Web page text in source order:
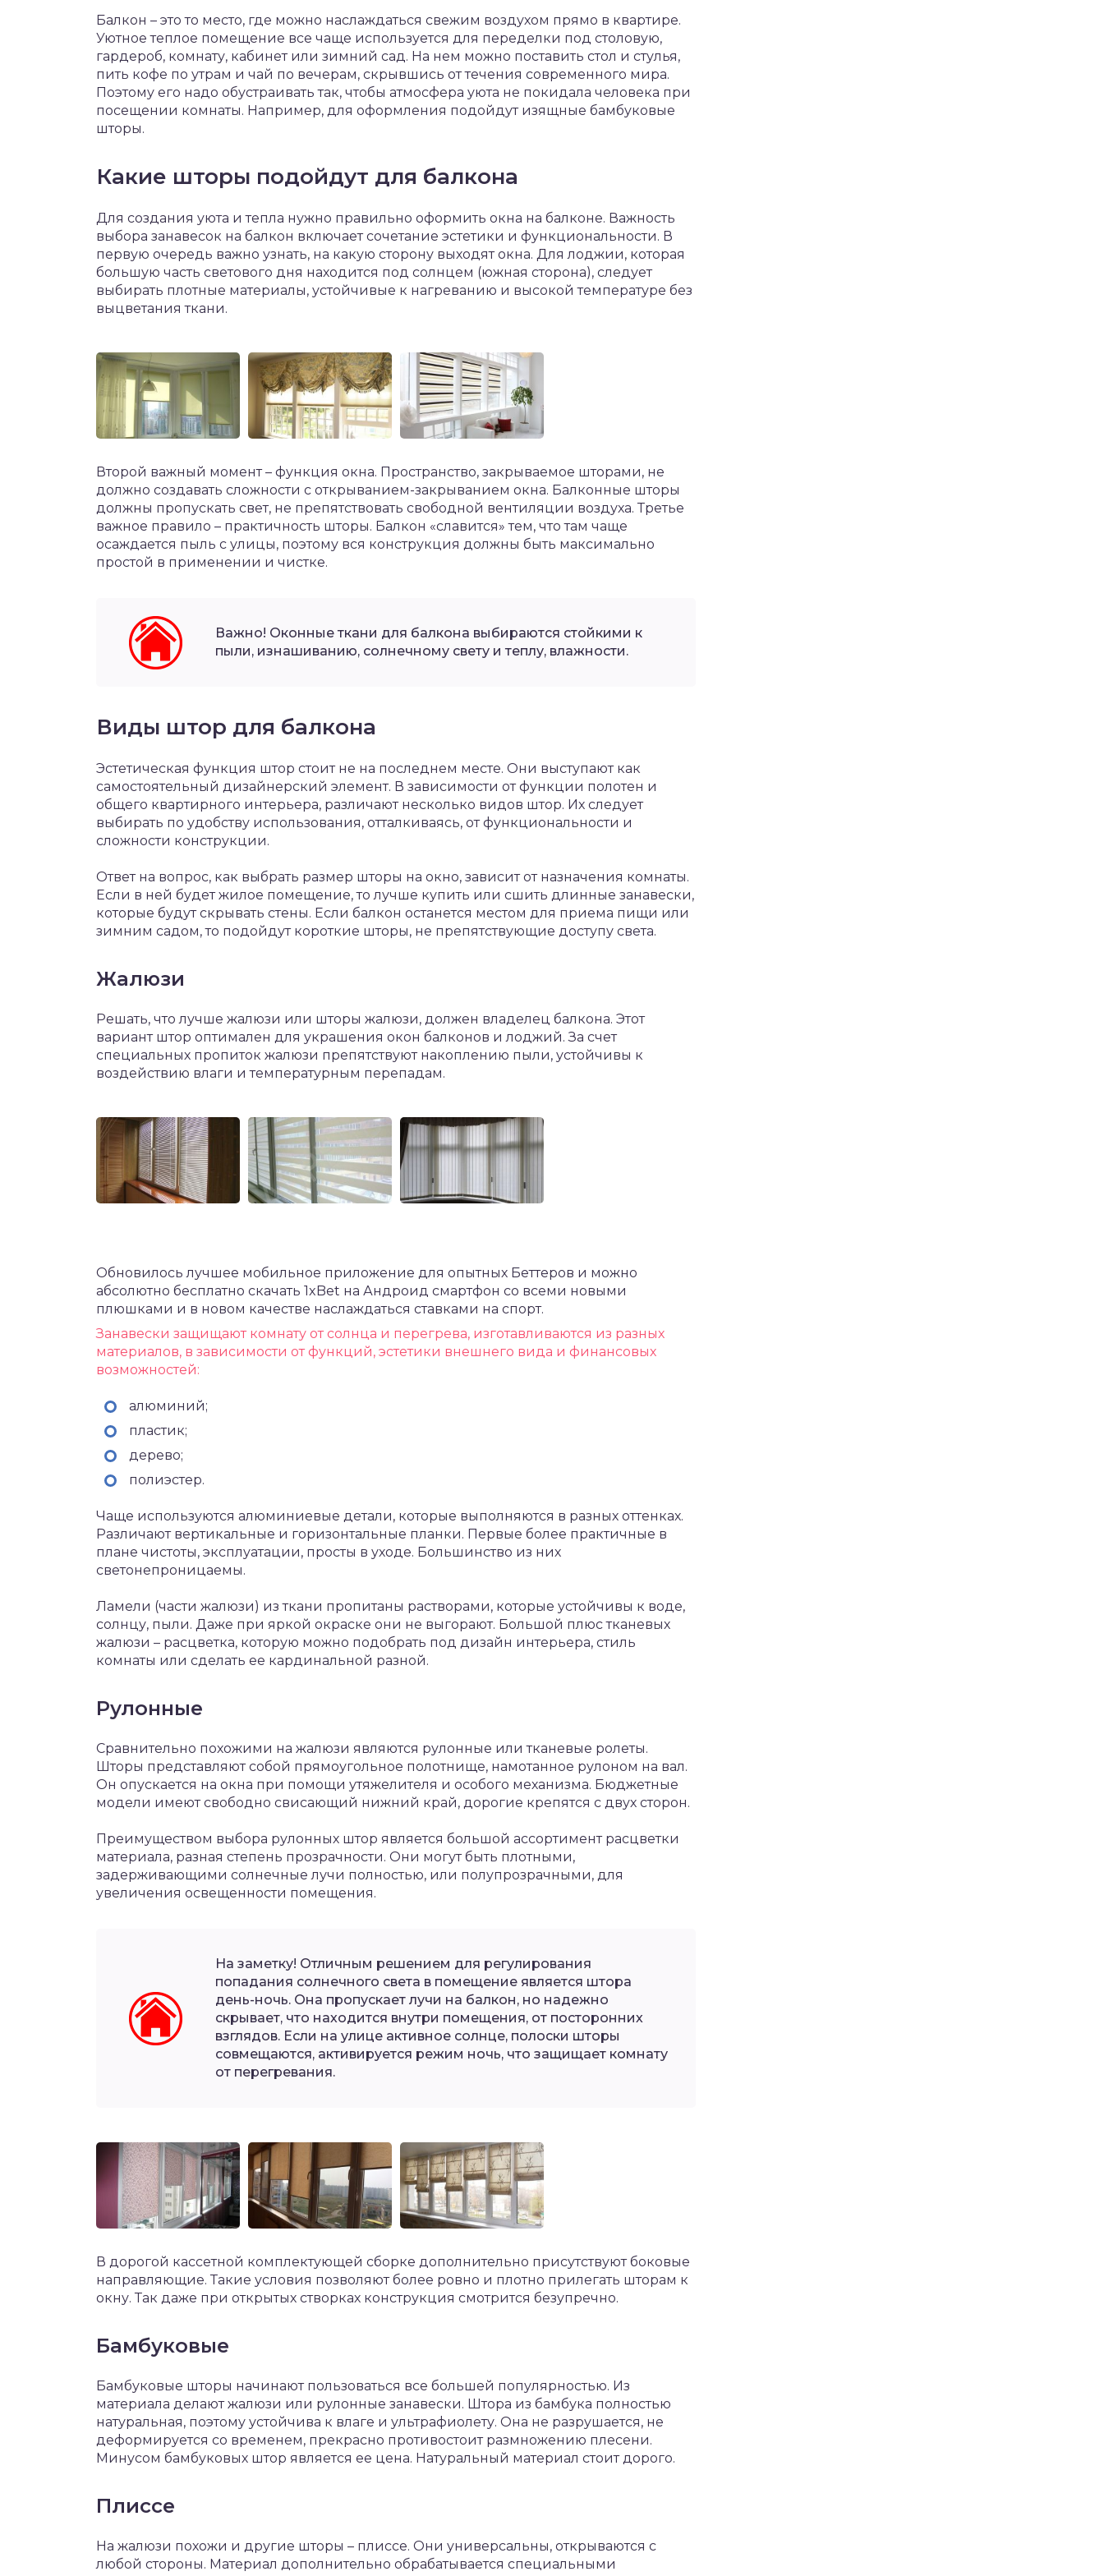
Балкон – это то место, где можно наслаждаться свежим воздухом прямо в квартире.
Уютное теплое помещение все чаще используется для переделки под столовую,
гардероб, комнату, кабинет или зимний сад. На нем можно поставить стол и стулья,
пить кофе по утрам и чай по вечерам, скрывшись от течения современного мира.
Поэтому его надо обустраивать так, чтобы атмосфера уюта не покидала человека при
посещении комнаты. Например, для оформления подойдут изящные бамбуковые
шторы.
Какие шторы подойдут для балкона
Для создания уюта и тепла нужно правильно оформить окна на балконе. Важность
выбора занавесок на балкон включает сочетание эстетики и функциональности. В
первую очередь важно узнать, на какую сторону выходят окна. Для лоджии, которая
большую часть светового дня находится под солнцем (южная сторона), следует
выбирать плотные материалы, устойчивые к нагреванию и высокой температуре без
выцветания ткани.
Второй важный момент – функция окна. Пространство, закрываемое шторами, не
должно создавать сложности с открыванием-закрыванием окна. Балконные шторы
должны пропускать свет, не препятствовать свободной вентиляции воздуха. Третье
важное правило – практичность шторы. Балкон «славится» тем, что там чаще
осаждается пыль с улицы, поэтому вся конструкция должны быть максимально
простой в применении и чистке.
Важно! Оконные ткани для балкона выбираются стойкими к
пыли, изнашиванию, солнечному свету и теплу, влажности.
Виды штор для балкона
Эстетическая функция штор стоит не на последнем месте. Они выступают как
самостоятельный дизайнерский элемент. В зависимости от функции полотен и
общего квартирного интерьера, различают несколько видов штор. Их следует
выбирать по удобству использования, отталкиваясь, от функциональности и
сложности конструкции.
Ответ на вопрос, как выбрать размер шторы на окно, зависит от назначения комнаты.
Если в ней будет жилое помещение, то лучше купить или сшить длинные занавески,
которые будут скрывать стены. Если балкон останется местом для приема пищи или
зимним садом, то подойдут короткие шторы, не препятствующие доступу света.
Жалюзи
Решать, что лучше жалюзи или шторы жалюзи, должен владелец балкона. Этот
вариант штор оптимален для украшения окон балконов и лоджий. За счет
специальных пропиток жалюзи препятствуют накоплению пыли, устойчивы к
воздействию влаги и температурным перепадам.
Обновилось лучшее мобильное приложение для опытных Беттеров и можно
абсолютно бесплатно скачать 1xBet на Андроид смартфон со всеми новыми
плюшками и в новом качестве наслаждаться ставками на спорт.
Занавески защищают комнату от солнца и перегрева, изготавливаются из разных
материалов, в зависимости от функций, эстетики внешнего вида и финансовых
возможностей:
алюминий;
пластик;
дерево;
полиэстер.
Чаще используются алюминиевые детали, которые выполняются в разных оттенках.
Различают вертикальные и горизонтальные планки. Первые более практичные в
плане чистоты, эксплуатации, просты в уходе. Большинство из них
светонепроницаемы.
Ламели (части жалюзи) из ткани пропитаны растворами, которые устойчивы к воде,
солнцу, пыли. Даже при яркой окраске они не выгорают. Большой плюс тканевых
жалюзи – расцветка, которую можно подобрать под дизайн интерьера, стиль
комнаты или сделать ее кардинальной разной.
Рулонные
Сравнительно похожими на жалюзи являются рулонные или тканевые ролеты.
Шторы представляют собой прямоугольное полотнище, намотанное рулоном на вал.
Он опускается на окна при помощи утяжелителя и особого механизма. Бюджетные
модели имеют свободно свисающий нижний край, дорогие крепятся с двух сторон.
Преимуществом выбора рулонных штор является большой ассортимент расцветки
материала, разная степень прозрачности. Они могут быть плотными,
задерживающими солнечные лучи полностью, или полупрозрачными, для
увеличения освещенности помещения.
На заметку! Отличным решением для регулирования
попадания солнечного света в помещение является штора
день-ночь. Она пропускает лучи на балкон, но надежно
скрывает, что находится внутри помещения, от посторонних
взглядов. Если на улице активное солнце, полоски шторы
совмещаются, активируется режим ночь, что защищает комнату
от перегревания.
В дорогой кассетной комплектующей сборке дополнительно присутствуют боковые
направляющие. Такие условия позволяют более ровно и плотно прилегать шторам к
окну. Так даже при открытых створках конструкция смотрится безупречно.
Бамбуковые
Бамбуковые шторы начинают пользоваться все большей популярностью. Из
материала делают жалюзи или рулонные занавески. Штора из бамбука полностью
натуральная, поэтому устойчива к влаге и ультрафиолету. Она не разрушается, не
деформируется со временем, прекрасно противостоит размножению плесени.
Минусом бамбуковых штор является ее цена. Натуральный материал стоит дорого.
Плиссе
На жалюзи похожи и другие шторы – плиссе. Они универсальны, открываются с
любой стороны. Материал дополнительно обрабатывается специальными
крыши и кровли